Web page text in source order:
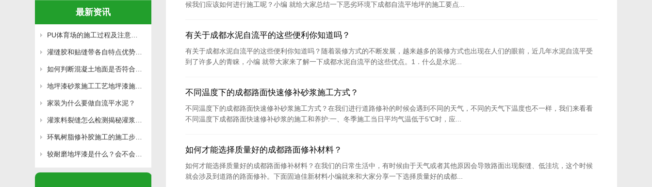
最新资讯
家装为什么要做自流平水泥？
候我们应该如何进行施工呢？小编 就给大家总结一下恶劣环境下成都自流平地坪的施工要点...
有关于成都水泥自流平的这些便利你知道吗？
有关于成都水泥自流平的这些便利你知道吗？随着装修方式的不断发展，越来越多的装修方式也出现在人们的眼前，近几年水泥自流平受
到了许多人的青睐，小编 就带大家来了解一下成都水泥自流平的这些优点。1．什么是水泥...
不同温度下的成都路面快速修补砂浆施工方式？
不同温度下的成都路面快速修补砂浆施工方式？在我们进行道路修补的时候会遇到不同的天气，不同的天气下温度也不一样，我们来看看
不同温度下成都路面快速修补砂浆的施工和养护:一、冬季施工当日平均气温低于5℃时，应...
如何才能选择质量好的成都路面修补材料？
如何才能选择质量好的成都路面修补材料？在我们的日常生活中，有时候由于天气或者其他原因会导致路面出现裂缝、低洼坑，这个时候
就会涉及到道路的路面修补。下面固迪佳新材料小编就来和大家分享一下选择质量好的成都...